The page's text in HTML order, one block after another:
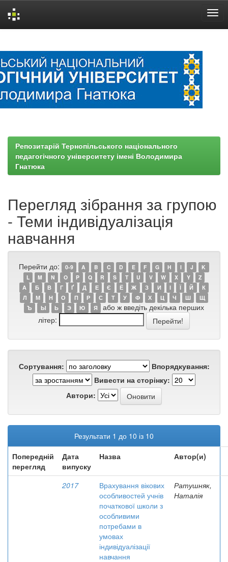
Репозитарій Тернопільського національного
педагогічного університету імені Володимира
Гнатюка
Перегляд зібрання за групою
- Теми індивідуалізація
навчання
Перейти до: 0-9 A B C D E F G H I J
K
L
M N O P Q R S T U V W X Y
Z
А
Б В Г Ґ Д Е Є Ё Ж З И І Ї Й
К
Л
М Н О П Р С Т У Ф Х Ц Ч Ш
Щ
Ъ
Ы Ь Э Ю Я
або ж введіть декілька перших
літер:
Сортування:
Впорядкування:
Вивести на сторінку:
Автори:
Результати 1 до 10 із 10
Попередній
перегляд
Дата
випуску
Назва Автор(и)
2017
Врахування вікових
особливостей учнів
початкової школи з
особливими
потребами в
умовах
індивідуалізації
навчання
Ратушняк,
Наталія